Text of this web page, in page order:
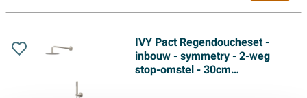
IVY Pact Regendoucheset -
inbouw - symmetry - 2-weg
stop-omstel - 30cm